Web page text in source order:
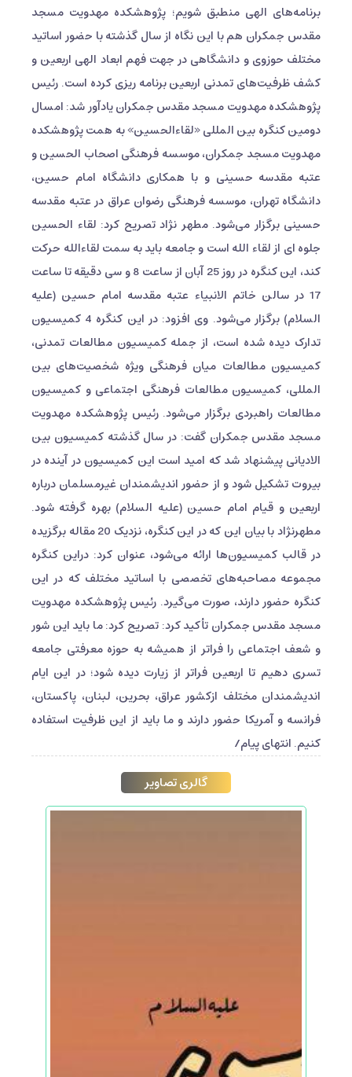
برنامه‌های الهی منطبق شویم؛ پژوهشکده مهدویت مسجد
مقدس جمکران هم با این نگاه از سال گذشته با حضور اساتید
مختلف حوزوی و دانشگاهی در جهت فهم ابعاد الهی اربعین و
کشف ظرفیت‌های تمدنی اربعین برنامه ریزی کرده است. رئیس
پژوهشکده مهدویت مسجد مقدس جمکران یادآور شد: امسال
دومین کنگره بین المللی «لقاءالحسین» به همت پژوهشکده
مهدویت مسجد جمکران، موسسه فرهنگی اصحاب الحسین و
عتبه مقدسه حسینی و با همکاری دانشگاه امام حسین،
دانشگاه تهران، موسسه فرهنگی رضوان عراق در عتبه مقدسه
حسینی برگزار می‌شود. مطهر نژاد تصریح کرد: لقاء الحسین
جلوه ای از لقاء الله است و جامعه باید به سمت لقاءالله حرکت
کند، این کنگره در روز 25 آبان از ساعت 8 و سی دقیقه تا ساعت
17 در سالن خاتم الانبیاء عتبه مقدسه امام حسین (علیه
السلام) برگزار می‌شود. وی افزود: در این کنگره 4 کمیسیون
تدارک دیده شده است، از جمله کمیسیون مطالعات تمدنی،
کمیسیون مطالعات میان فرهنگی ویژه شخصیت‌های بین
المللی، کمیسیون مطالعات فرهنگی اجتماعی و کمیسیون
مطالعات راهبردی برگزار می‌شود. رئیس پژوهشکده مهدویت
مسجد مقدس جمکران گفت: در سال گذشته کمیسیون بین
الادیانی پیشنهاد شد که امید است این کمیسیون در آینده در
بیروت تشکیل شود و از حضور اندیشمندان غیرمسلمان درباره
اربعین و قیام امام حسین (علیه السلام) بهره گرفته شود.
مطهرنژاد با بیان این که در این کنگره، نزدیک 20 مقاله برگزیده
در قالب کمیسیون‌ها ارائه می‌شود، عنوان کرد: دراین کنگره
مجموعه مصاحبه‌های تخصصی با اساتید مختلف که در این
کنگره حضور دارند، صورت می‌گیرد. رئیس پژوهشکده مهدویت
مسجد مقدس جمکران تأکید کرد: تصریح کرد: ما باید این شور
و شعف اجتماعی را فراتر از همیشه به حوزه معرفتی جامعه
تسری دهیم تا اربعین فراتر از زیارت دیده شود؛ در این ایام
اندیشمندان مختلف ازکشور عراق، بحرین، لبنان، پاکستان،
فرانسه و آمریکا حضور دارند و ما باید از این ظرفیت استفاده
کنیم. انتهای پیام/
گالری تصاویر